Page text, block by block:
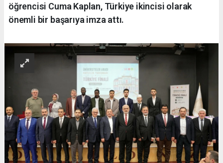
öğrencisi Cuma Kaplan, Türkiye ikincisi olarak
önemli bir başarıya imza attı.